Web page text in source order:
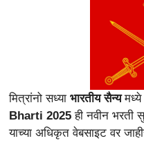
मित्रांनो सध्या भारतीय सैन्यमध्ये
Bharti 2025 ही नवीन
याच्या अधिकृत वेबसाइट वर